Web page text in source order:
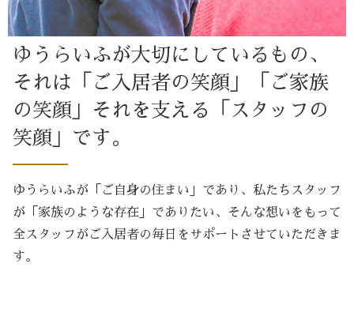
ゆうらいふが大切にしているもの、
それは「ご入居者の笑顔」「ご家族
の笑顔」
それを支える「スタッフの
笑顔」です。
ゆうらいふが「ご自身の住まい」であり、 私たちスタッフ
が「家族のような存在」でありたい、
そんな想いをもって
全スタッフがご入居者の毎日をサポートさせていただきま
す。